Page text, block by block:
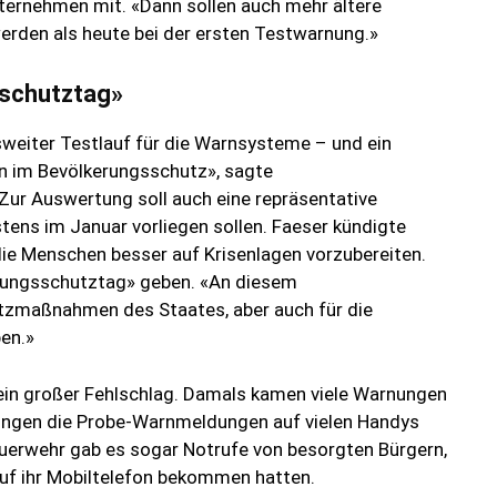
mit. «Dann sollen auch mehr ältere
als heute bei der ersten Testwarnung.»
Testlauf für die Warnsysteme – und ein
Bevölkerungsschutz», sagte
Auswertung soll auch eine repräsentative
im Januar vorliegen sollen. Faeser kündigte
Menschen besser auf Krisenlagen vorzubereiten.
geben. «An diesem
des Staates, aber auch für die
großer Fehlschlag. Damals kamen viele Warnungen
die Probe-Warnmeldungen auf vielen Handys
gab es sogar Notrufe von besorgten Bürgern,
ihr Mobiltelefon bekommen hatten.